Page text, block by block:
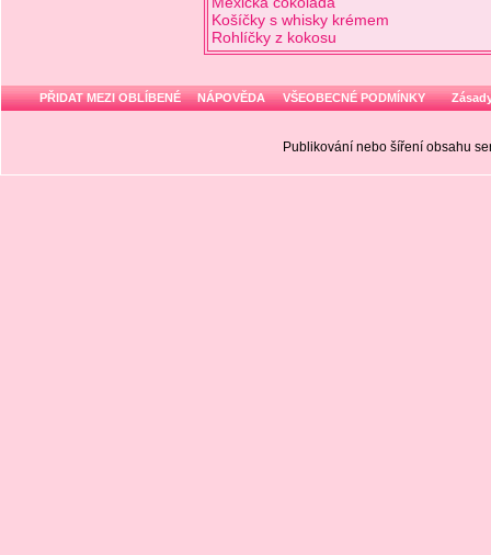
Košíčky s whisky krémem
Rohlíčky z kokosu
PŘIDAT MEZI OBLÍBENÉ NÁPOVĚDA VŠEOBECNÉ PODMÍNKY
Publikování nebo šíření obsahu